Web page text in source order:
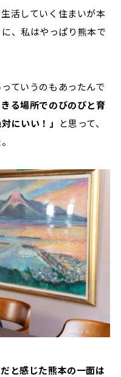
活していく住まいが本
、私はやっぱり熊本で
ていうのもあったんで
る場所でのびのびと育
にいい！」
と思って、
と感じた熊本の一面は